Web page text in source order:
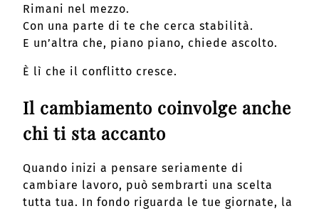
Rimani nel mezzo.
Con una parte di te che cerca stabilità.
E un’altra che, piano piano, chiede ascolto.
È lì che il conflitto cresce.
Il cambiamento coinvolge anche
chi ti sta accanto
Quando inizi a pensare seriamente di
cambiare lavoro, può sembrarti una scelta
tutta tua. In fondo riguarda le tue giornate, la